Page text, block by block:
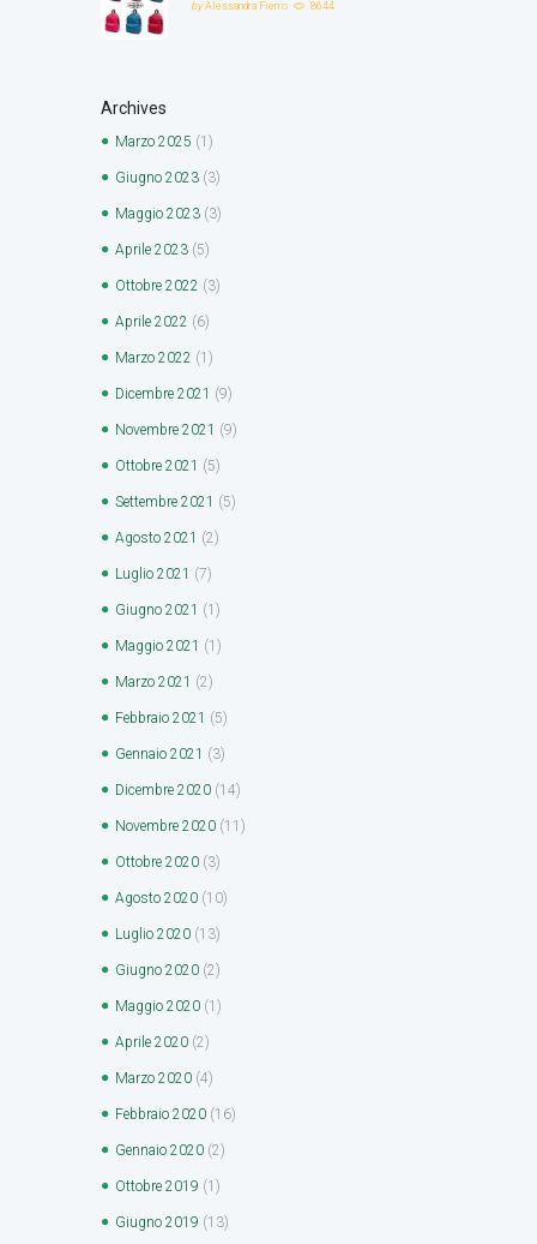
byAlessandra Fierro 8644
Archives
Marzo 2025 (1)
Giugno 2023 (3)
Maggio 2023 (3)
Aprile 2023 (5)
Ottobre 2022 (3)
Aprile 2022 (6)
Marzo 2022 (1)
Dicembre 2021 (9)
Novembre 2021 (9)
Ottobre 2021 (5)
Settembre 2021 (5)
Agosto 2021 (2)
Luglio 2021 (7)
Giugno 2021 (1)
Maggio 2021 (1)
Marzo 2021 (2)
Febbraio 2021 (5)
Gennaio 2021 (3)
Dicembre 2020 (14)
Novembre 2020 (11)
Ottobre 2020 (3)
Agosto 2020 (10)
Luglio 2020 (13)
Giugno 2020 (2)
Maggio 2020 (1)
Aprile 2020 (2)
Marzo 2020 (4)
Febbraio 2020 (16)
Gennaio 2020 (2)
Ottobre 2019 (1)
Giugno 2019 (13)